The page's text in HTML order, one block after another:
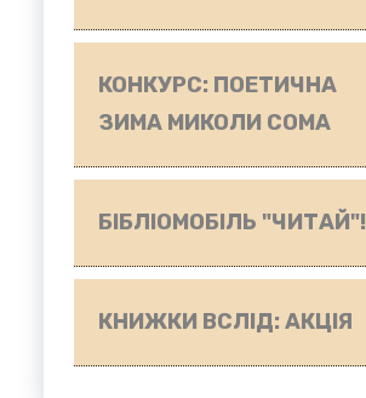
КОНКУРС: ПОЕТИЧНА
ЗИМА МИКОЛИ СОМА
БІБЛІОМОБІЛЬ "ЧИТАЙ"!
КНИЖКИ ВСЛІД: АКЦІЯ